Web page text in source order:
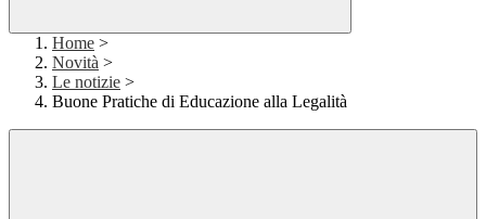
Home >
Novità >
Le notizie >
Buone Pratiche di Educazione alla Legalità